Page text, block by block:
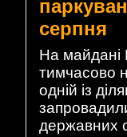
серпня
На майдані
тимчасово
одній із
державних